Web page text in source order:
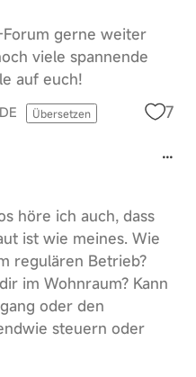
gerne weiter
viele spannende
auf euch!
DE Übersetzen 7
höre ich auch, dass
ist wie meines. Wie
regulären Betrieb?
im Wohnraum? Kann
oder den
steuern oder